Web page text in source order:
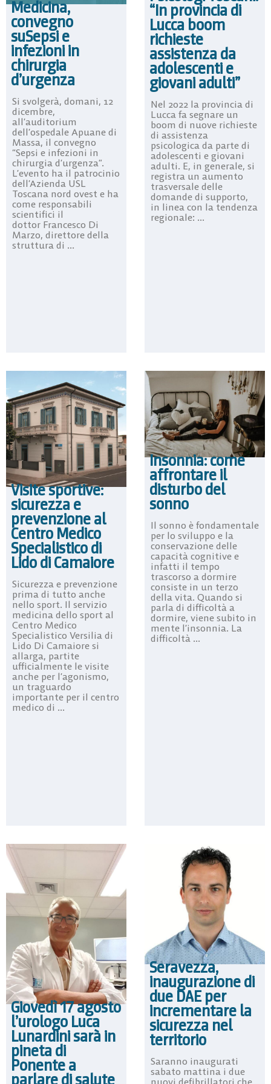
Medicina,
convegno
suSepsi e
infezioni in
chirurgia
d’urgenza
Si svolgerà, domani, 12
dicembre,
all’auditorium
dell’ospedale Apuane di
Massa, il convegno
“Sepsi e infezioni in
chirurgia d’urgenza”.
L’evento ha il patrocinio
dell’Azienda USL
Toscana nord ovest e ha
come responsabili
scientifici il
dottor Francesco Di
Marzo, direttore della
struttura di ...
“In provincia di
Lucca boom
richieste
assistenza da
adolescenti e
giovani adulti”
Nel 2022 la provincia di
Lucca fa segnare un
boom di nuove richieste
di assistenza
psicologica da parte di
adolescenti e giovani
adulti. E, in generale, si
registra un aumento
trasversale delle
domande di supporto,
in linea con la tendenza
regionale: ...
Visite sportive:
sicurezza e
prevenzione al
Centro Medico
Specialistico di
Lido di Camaiore
Sicurezza e prevenzione
prima di tutto anche
nello sport. Il servizio
medicina dello sport al
Centro Medico
Specialistico Versilia di
Lido Di Camaiore si
allarga, partite
ufficialmente le visite
anche per l’agonismo,
un traguardo
importante per il centro
medico di ...
Insonnia: come
affrontare il
disturbo del
sonno
Il sonno è fondamentale
per lo sviluppo e la
conservazione delle
capacità cognitive e
infatti il tempo
trascorso a dormire
consiste in un terzo
della vita. Quando si
parla di difficoltà a
dormire, viene subito in
mente l’insonnia. La
difficoltà ...
Giovedì 17 agosto
l’urologo Luca
Lunardini sarà in
pineta di
Ponente a
Seravezza,
inaugurazione di
due DAE per
incrementare la
sicurezza nel
territorio
Saranno inaugurati
sabato mattina i due